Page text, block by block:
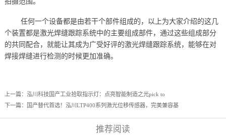
任何一个设备都是由若干个部件组成的，以上为大家介绍的这几
个装置都是激光焊缝跟踪系统中的主要组成部件，通过这些组成部分
的共同配合，就能让其成为广受好评的激光焊缝跟踪系统，能够在对
焊接焊缝进行检测的时候更加准确。
上一篇： 泓川科技国产工业拾取指示灯：点亮智能制造之光pick to
下一篇：
国产替代首选！泓川LTP400系列激光位移传感器，完美兼容基
推荐阅读